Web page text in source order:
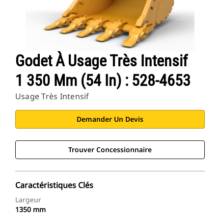
Godet À Usage Très Intensif
1 350 Mm (54 In) : 528-4653
Usage Très Intensif
Demander Un Devis
Trouver Concessionnaire
Caractéristiques Clés
Largeur
1350 mm